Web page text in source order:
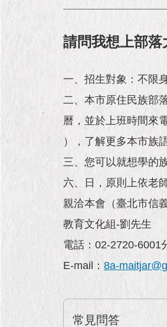
請問我想上部落
一、招生對象：不限
二、本市原住民族部
曆，並於上班時間來
），了解更多本市族
三、您可以就想學的
六、日，原則上依老
親洽本會（臺北市信
教育文化組-劉先生
電話：02-2720-6001
E-mail： 8a-
常見問答